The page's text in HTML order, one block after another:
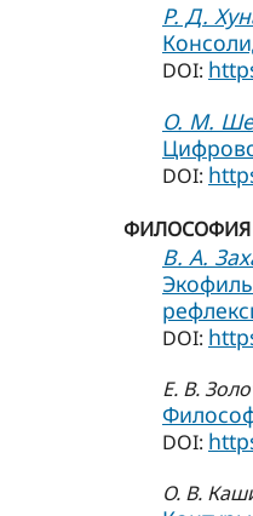
Р. Д.
DOI:
О. М.
DOI:
В. А.
DOI:
Е. В.
DOI:
О. В.